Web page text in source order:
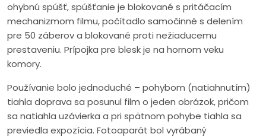
ohybnú spúšť, spúšťanie je blokované s pritáčacím
mechanizmom filmu, počítadlo samočinné s delením
pre 50 záberov a blokované proti nežiaducemu
prestaveniu. Prípojka pre blesk je na hornom veku
komory.
Používanie bolo jednoduché – pohybom (natiahnutím)
tiahla doprava sa posunul film o jeden obrázok, pričom
sa natiahla uzávierka a pri spätnom pohybe tiahla sa
previedla expozícia. Fotoaparát bol vyrábaný